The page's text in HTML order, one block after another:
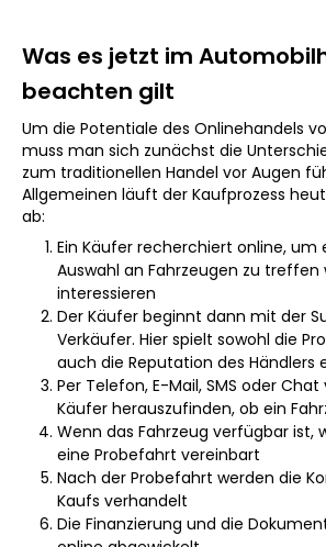
Was es jetzt im
beachten gilt
Um die Potentiale des Onlinehandels
muss man sich zunächst die
zum traditionellen Handel vor Augen
Allgemeinen läuft der Kaufprozess
ab:
Ein Käufer recherchiert online, um
Auswahl an Fahrzeugen zu treffen
interessieren
Der Käufer beginnt dann mit der
Verkäufer. Hier spielt sowohl die
auch die Reputation des Händlers
Per Telefon, E-Mail, SMS oder
Käufer herauszufinden, ob ein
Wenn das Fahrzeug verfügbar ist,
eine Probefahrt vereinbart
Nach der Probefahrt werden die
Kaufs verhandelt
Die Finanzierung und die